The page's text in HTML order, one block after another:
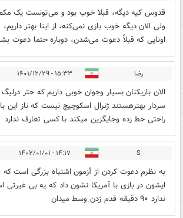
قدوس کیه دیگه، قبلا خوب بود و می‌تونست یک
ولی الان دیگه خوب بازی نمی‌کنه، از اینا بهتر
اونایی که قبلاً دعوت می‌شدن، دوباره حتما دعوت
رضا‌ ۱۵:۳۳ - ۱۴۰۱/۱۲/۲۹
الان بازیکنان بسیار وجوان خوبی داریم که حتر
سردار بهترهستند ژنرال اسکوچیچ نیست که ناز این
راحتی خط زده وجایگزین میکند با کسی تعارف ندارد
S ۱۴:۱۷ - ۱۴۰۲/۰۱/۰۱
به نظرم دعوت کردن از آزمون‌ اشتباه بزرگی است که
ایشون در بازی با آمريکا نشون داد که یه بی
ندارد ۹۰ دقیقه قدم زدن وسط میدان